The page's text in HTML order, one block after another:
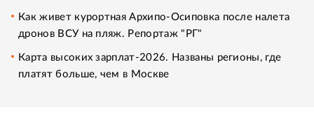
Как живет курортная Архипо-Осиповка после налета
дронов ВСУ на пляж. Репортаж "РГ"
Карта высоких зарплат-2026. Названы регионы, где
платят больше, чем в Москве